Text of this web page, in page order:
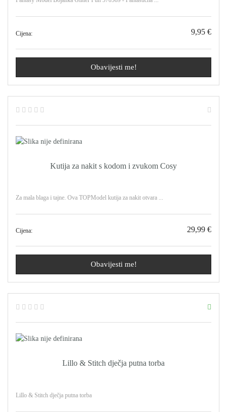
Cijena: 9,95 €
Obavijesti me!
Kutija za nakit s kodom i zvukom Cosy
Za mala blaga i tajne. Ova TOPModel kutija za nakit otvara ...
Cijena: 29,99 €
Obavijesti me!
Lillo & Stitch dječja putna torba
Lillo & Stitch dječja putna torba